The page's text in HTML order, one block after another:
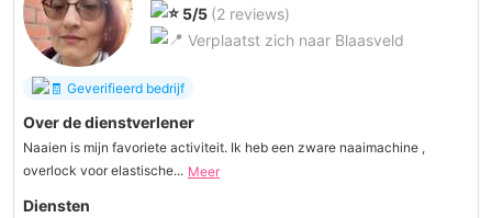
5/5 (2 reviews)
Verplaatst zich naar Blaasveld
Geverifieerd bedrijf
Over de dienstverlener
Naaien is mijn favoriete activiteit. Ik heb een zware naaimachine ,
overlock voor elastische... Meer
Diensten